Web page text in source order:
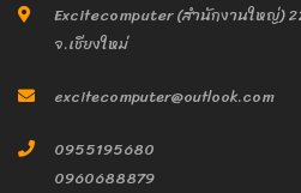
Excitecomputer (สำนักงานใหญ่)
จ.เชียงใหม่
excitecomputer@outlook.com
0955195680
0960688879